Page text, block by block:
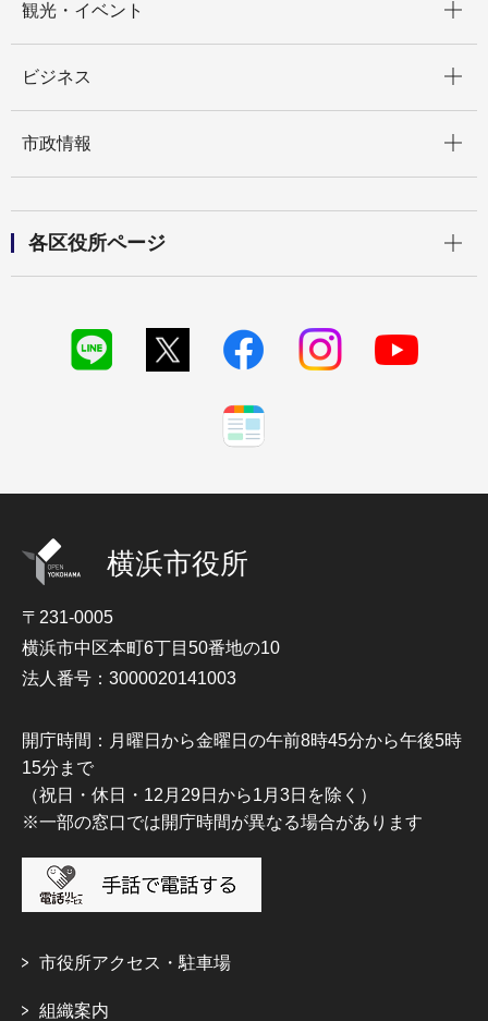
観光・イベント
ビジネス
市政情報
各区役所ページ
横浜市役所
〒231-0005
横浜市中区本町6丁目50番地の10
法人番号：3000020141003
開庁時間：月曜日から金曜日の午前8時45分から午後5時
15分まで
（祝日・休日・12月29日から1月3日を除く）
※一部の窓口では開庁時間が異なる場合があります
市役所アクセス・駐車場
組織案内